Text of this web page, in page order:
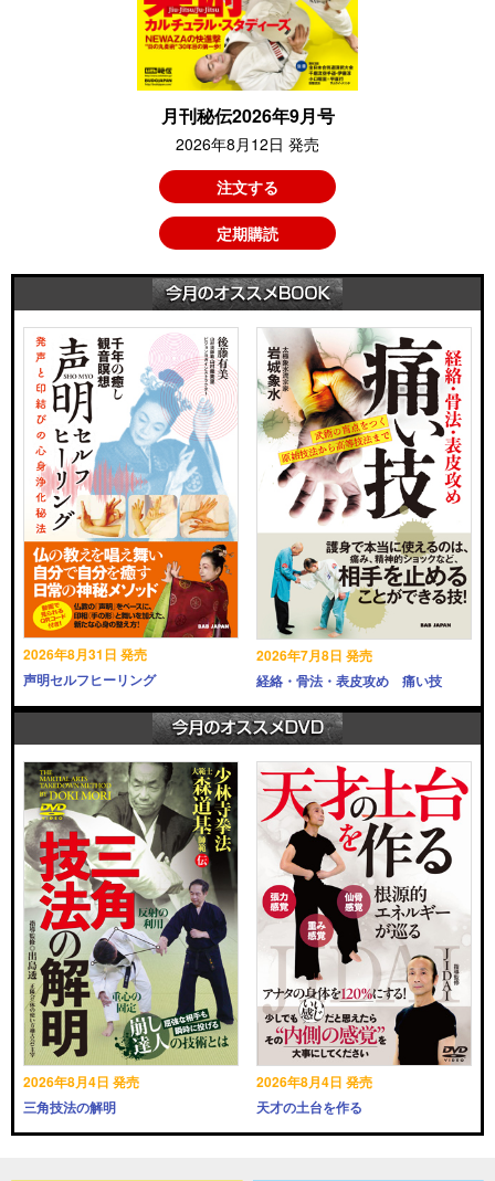
月刊秘伝2026年9月号
2026年8月12日 発売
注文する
定期購読
2026年8月31日 発売
声明セルフヒーリング
2026年7月8日 発売
経絡・骨法・表皮攻め 痛い技
2026年8月4日 発売
三角技法の解明
2026年8月4日 発売
天才の土台を作る